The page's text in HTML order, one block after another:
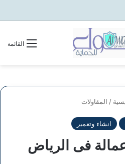
القائمة
/ المقاولات
انشاء وتعمير
فى الرياض